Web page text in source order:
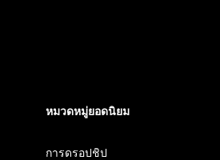
หมวดหมู่ยอดนิยม
การดรอปชิป